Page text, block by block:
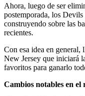
Ahora, luego de ser
postemporada, los
construyendo sobre las
recientes.
Con esa idea en general,
New Jersey que iniciará
favoritos para ganarlo
Cambios notables en el